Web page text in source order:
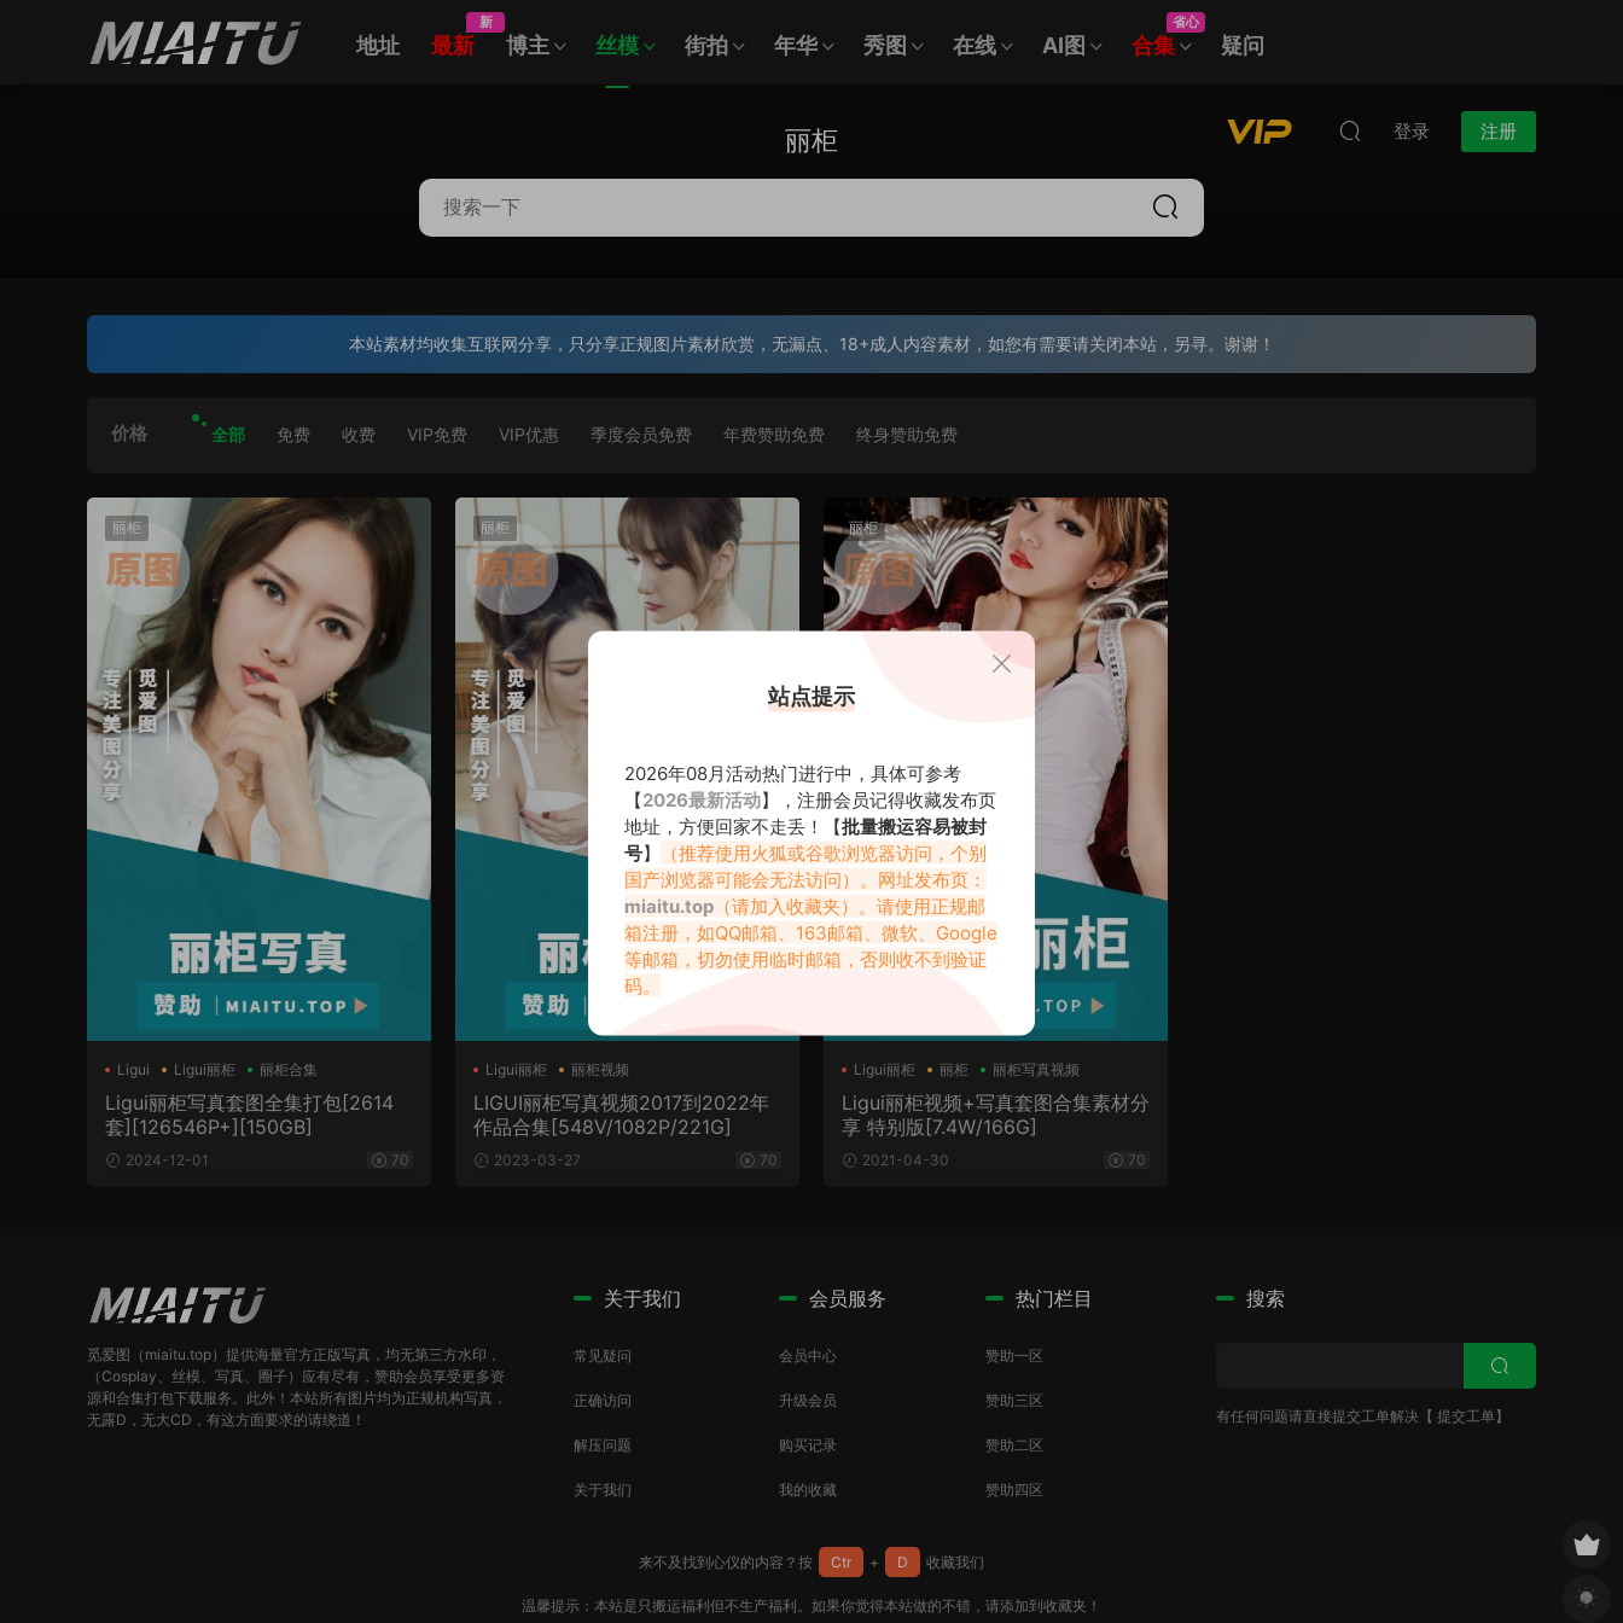
地址 最新
新
博主 丝模 街拍 年华 秀图 在线 AI图 合集
省心
疑问
登录 注册
丽柜
本站素材均收集互联网分享，只分享正规图片素材欣赏，无漏点、18+成人内容素材，如您有需要请关闭本站，另寻。谢谢！
价格 全部 免费 收费 VIP免费 VIP优惠 季度会员免费 年费赞助免费 终身赞助免费
丽柜
Ligui Ligui丽柜 丽柜合集
Ligui丽柜写真套图全集打包[2614
套][126546P+][150GB]
2024-12-01 70
丽柜
Ligui丽柜 丽柜视频
LIGUI丽柜写真视频2017到2022年
作品合集[548V/1082P/221G]
2023-03-27 70
丽柜
Ligui丽柜 丽柜 丽柜写真视频
Ligui丽柜视频+写真套图合集素材分
享 特别版[7.4W/166G]
2021-04-30 70
觅爱图（miaitu.top）提供海量官方正版写真，均无第三方水印，
（Cosplay、丝模、写真、圈子）应有尽有，赞助会员享受更多资
源和合集打包下载服务。此外！本站所有图片均为正规机构写真，
无露D，无大CD，有这方面要求的请绕道！
关于我们
常见疑问
正确访问
解压问题
关于我们
会员服务
会员中心
升级会员
购买记录
我的收藏
热门栏目
赞助一区
赞助三区
赞助二区
赞助四区
搜索
有任何问题请直接提交工单解决【 提交工单】
来不及找到心仪的内容？按 Ctr + D 收藏我们
温馨提示：本站是只搬运福利但不生产福利。如果你觉得本站做的不错，请添加到收藏夹！
站点提示
2026年08月活动热门进行中，具体可参考
【2026最新活动】，注册会员记得收藏发布页
地址，方便回家不走丢！【批量搬运容易被封
号】
（推荐使用火狐或谷歌浏览器访问，个别
国产浏览器可能会无法访问）。网址发布页：
miaitu.top （请加入收藏夹）。请使用正规邮
箱注册，如QQ邮箱、163邮箱、微软、Google
等邮箱，切勿使用临时邮箱，否则收不到验证
码。